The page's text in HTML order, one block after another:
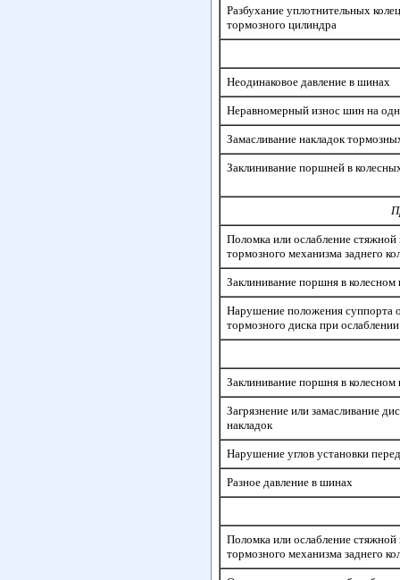
Разбухание уплотнительных
тормозного цилиндра
Неодинаковое давление в шинах
Неравномерный износ шин на
Замасливание накладок
Заклинивание поршней в
Поломка или ослабление
тормозного механизма заднего
Заклинивание поршня в колесном
Нарушение положения суппорта
тормозного диска при
Заклинивание поршня в колесном
Загрязнение или замасливание
накладок
Нарушение углов установки
Разное давление в шинах
Поломка или ослабление
тормозного механизма заднего